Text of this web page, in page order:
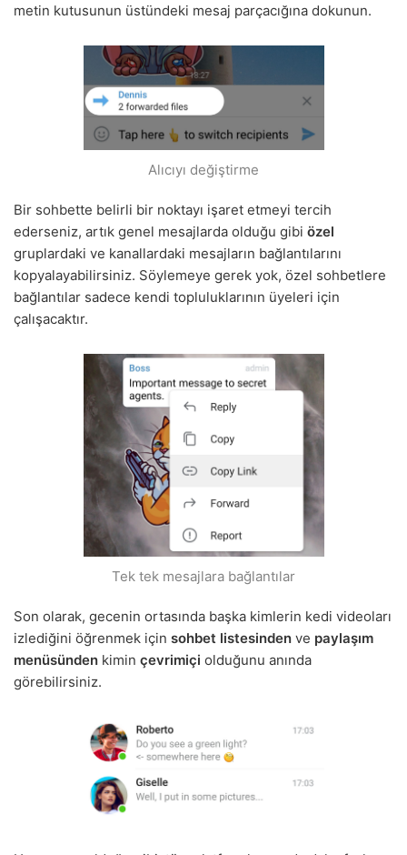
metin kutusunun üstündeki mesaj parçacığına dokunun.
Alıcıyı değiştirme
Bir sohbette belirli bir noktayı işaret etmeyi tercih
ederseniz, artık genel mesajlarda olduğu gibi özel
gruplardaki ve kanallardaki mesajların bağlantılarını
kopyalayabilirsiniz. Söylemeye gerek yok, özel sohbetlere
bağlantılar sadece kendi topluluklarının üyeleri için
çalışacaktır.
Tek tek mesajlara bağlantılar
Son olarak, gecenin ortasında başka kimlerin kedi videoları
izlediğini öğrenmek için sohbet listesinden ve paylaşım
menüsünden kimin çevrimiçi olduğunu anında
görebilirsiniz.